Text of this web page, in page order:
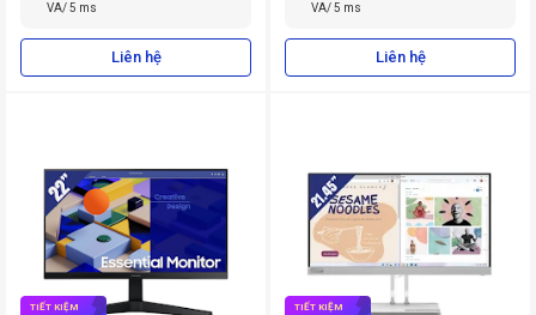
VA/ 5 ms
Liên hệ
VA/ 5 ms
Liên hệ
TIẾT KIỆM TIẾT KIỆM